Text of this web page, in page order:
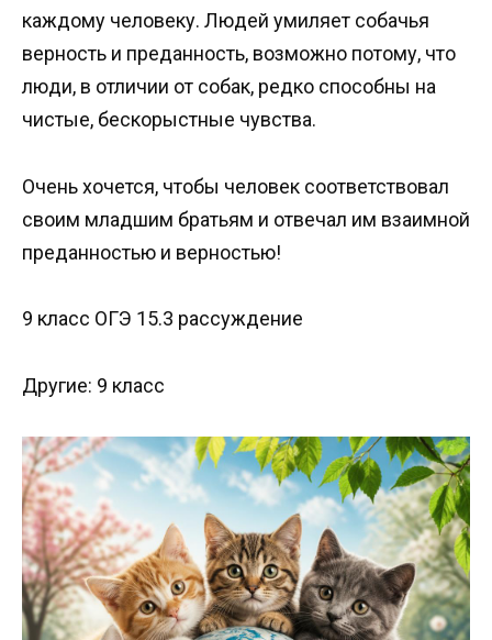
каждому человеку. Людей умиляет собачья
верность и преданность, возможно потому, что
люди, в отличии от собак, редко способны на
чистые, бескорыстные чувства.
Очень хочется, чтобы человек соответствовал
своим младшим братьям и отвечал им взаимной
преданностью и верностью!
9 класс ОГЭ 15.3 рассуждение
Другие: 9 класс